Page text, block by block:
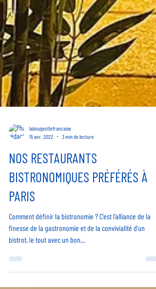
15 avr. 2022
3 min de lecture
NOS RESTAURANTS
BISTRONOMIQUES PRÉFÉRÉS À
PARIS
Comment définir la bistronomie ? C’est l’alliance de la
finesse de la gastronomie et de la convivialité d’un
bistrot, le tout avec un bon...